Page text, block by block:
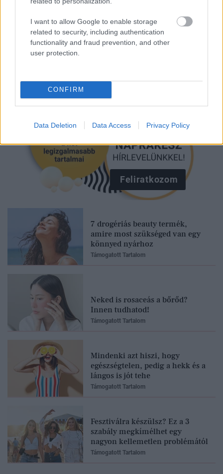
I want to allow Google to enable storage
related to security, including authentication
functionality and fraud prevention, and other
user protection.
CONFIRM
Data Deletion Data Access Privacy Policy
Kövesd a Glamour cikkeit aGoogle hírekben
Feliratkozom
7 drogériás beauty termék,
amire most szükséged van egy
könnyed nyárhoz
Támogatott Tartalom
Neked is rosaceás a bőrőd?
Innen tudhatod!
Támogatott Tartalom
Mindenki azt hiszi, hogy
egészségtelen, pedig a hekk és a
lángos is jót tehe
Támogatott Tartalom
Fesztiválra készülsz? Ez a 3
szabály megkímélhet egy
nagyon kellemetlen problémától
Támogatott Tartalom